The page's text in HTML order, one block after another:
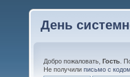
День
Добро пожаловать, Гость .
Не получили письмо с